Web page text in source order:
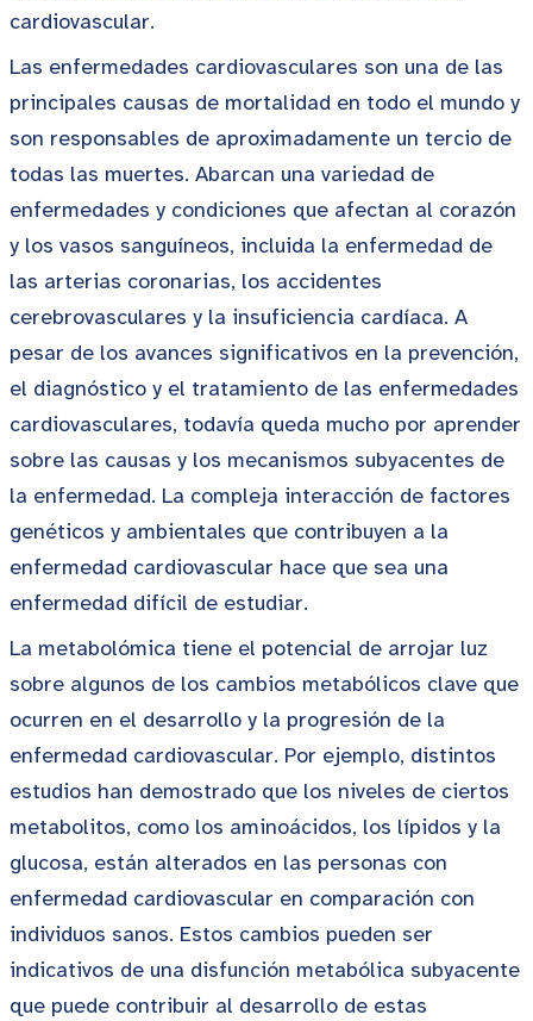
cardiovascular.
Las enfermedades cardiovasculares son una de las
principales causas de mortalidad en todo el mundo y
son responsables de aproximadamente un tercio de
todas las muertes. Abarcan una variedad de
enfermedades y condiciones que afectan al corazón
y los vasos sanguíneos, incluida la enfermedad de
las arterias coronarias, los accidentes
cerebrovasculares y la insuficiencia cardíaca. A
pesar de los avances significativos en la prevención,
el diagnóstico y el tratamiento de las enfermedades
cardiovasculares, todavía queda mucho por aprender
sobre las causas y los mecanismos subyacentes de
la enfermedad. La compleja interacción de factores
genéticos y ambientales que contribuyen a la
enfermedad cardiovascular hace que sea una
enfermedad difícil de estudiar.
La metabolómica tiene el potencial de arrojar luz
sobre algunos de los cambios metabólicos clave que
ocurren en el desarrollo y la progresión de la
enfermedad cardiovascular. Por ejemplo, distintos
estudios han demostrado que los niveles de ciertos
metabolitos, como los aminoácidos, los lípidos y la
glucosa, están alterados en las personas con
enfermedad cardiovascular en comparación con
individuos sanos. Estos cambios pueden ser
indicativos de una disfunción metabólica subyacente
que puede contribuir al desarrollo de estas